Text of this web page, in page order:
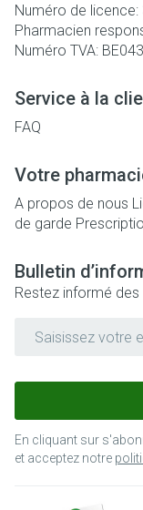
Numéro de licence:
Pharmacien
Numéro TVA:
Service à la
FAQ
Votre
A propos de nous
de garde
Bulletin
Restez informé
En cliquant sur
et acceptez notre